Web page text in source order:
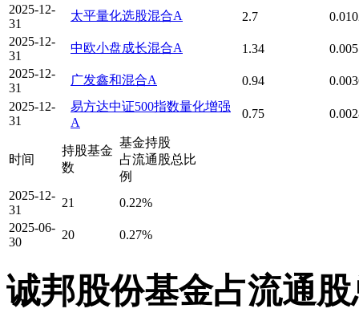
2025-12-
31
太平量化选股混合A 2.7
2025-12-
31
中欧小盘成长混合A 1.34
2025-12-
31
广发鑫和混合A 0.94
2025-12-
31
易方达中证500指数量化增强
A
0.75
时间
持股基金
数
基金持股
占流通股总比
例
2025-12-
31
21
0.22%
2025-06-
30
20 0.27%
诚邦股份基金占流通